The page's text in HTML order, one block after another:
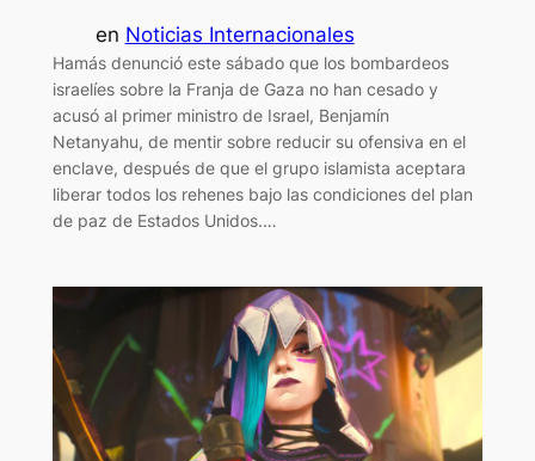
en Noticias Internacionales
Hamás denunció este sábado que los bombardeos
israelíes sobre la Franja de Gaza no han cesado y
acusó al primer ministro de Israel, Benjamín
Netanyahu, de mentir sobre reducir su ofensiva en el
enclave, después de que el grupo islamista aceptara
liberar todos los rehenes bajo las condiciones del plan
de paz de Estados Unidos.…